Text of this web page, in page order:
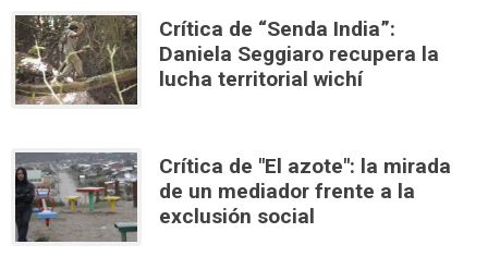
Crítica de “Senda India”:
Daniela Seggiaro recupera la
lucha territorial wichí
Crítica de "El azote": la mirada
de un mediador frente a la
exclusión social